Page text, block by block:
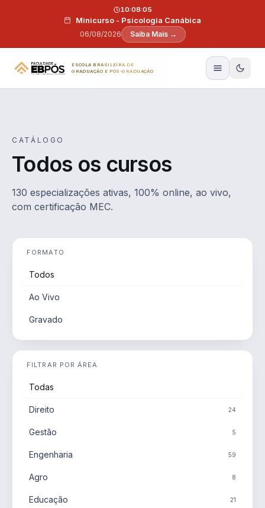
Minicurso - Psicologia Canábica
06/08/2026
10:08:04
Saiba Mais →
ESCOLA BRASILEIRA DE
GRADUAÇÃO E PÓS-GRADUAÇÃO
CATÁLOGO
Todos os cursos
130 especializações ativas, 100% online, ao vivo,
com certificação MEC.
FORMATO
Todos
Ao Vivo
Gravado
FILTRAR POR ÁREA
Todas
Direito 24
Gestão 5
Engenharia 59
Agro 8
Educação 21